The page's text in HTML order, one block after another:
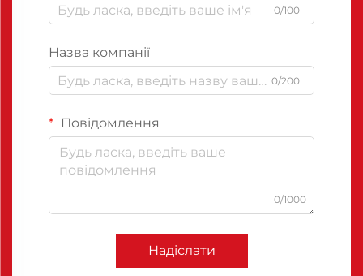
0/100
Назва компанії
0/200
Повідомлення
0/1000
Надіслати